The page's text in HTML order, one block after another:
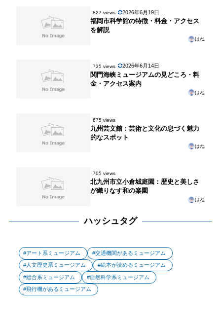
827 views 2026年6月19日
福岡市科学館の特徴・料金・アクセス
を解説
はね
735 views 2026年6月14日
関門海峡ミュージアムの見どころ・料
金・アクセス案内
はね
675 views
九州芸文館：芸術と文化の息づく魅力
的なスポット
はね
705 views
北九州市立小倉城庭園：歴史と美しさ
が織りなす和の楽園
はね
ハッシュタグ
アート系ミュージアム 交通機関があるミュージアム
人文歴史系ミュージアム 絵本が読めるミュージアム
総合系ミュージアム 自然科学系ミュージアム
飛行機があるミュージアム